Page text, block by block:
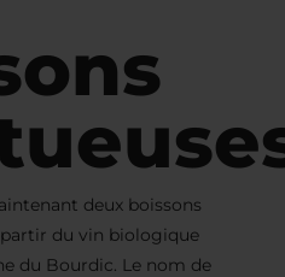
deux boissons
partir du vin biologique
du Bourdic. Le nom de